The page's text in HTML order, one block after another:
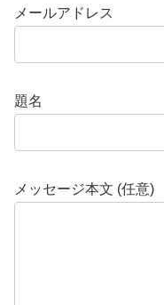
メールアドレス
題名
メッセージ本文 (任意)